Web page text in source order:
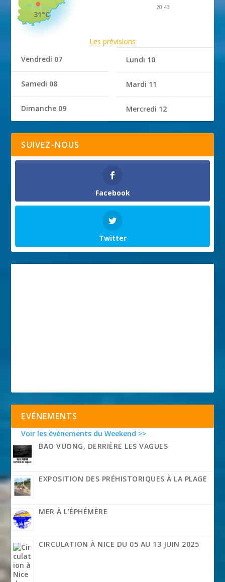
31°C
20:43
Les prévisions
Vendredi 07
Samedi 08
Dimanche 09
Lundi 10
Mardi 11
Mercredi 12
SUIVEZ-NOUS
Facebook
Twitter
EVÉNEMENTS
Voir les événements du Weekend >>
BAO VUONG, DERRIÈRE LES VAGUES
EXPOSITION DES PRÉHISTORIQUES À LA PLAGE
MER À L’ÉPHÉMÈRE
CIRCULATION À NICE DU 05 AU 13 JUIN 2025